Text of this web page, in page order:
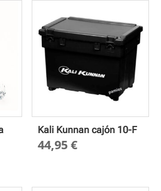
Kali Kunnan cajón 10-F
44,95€